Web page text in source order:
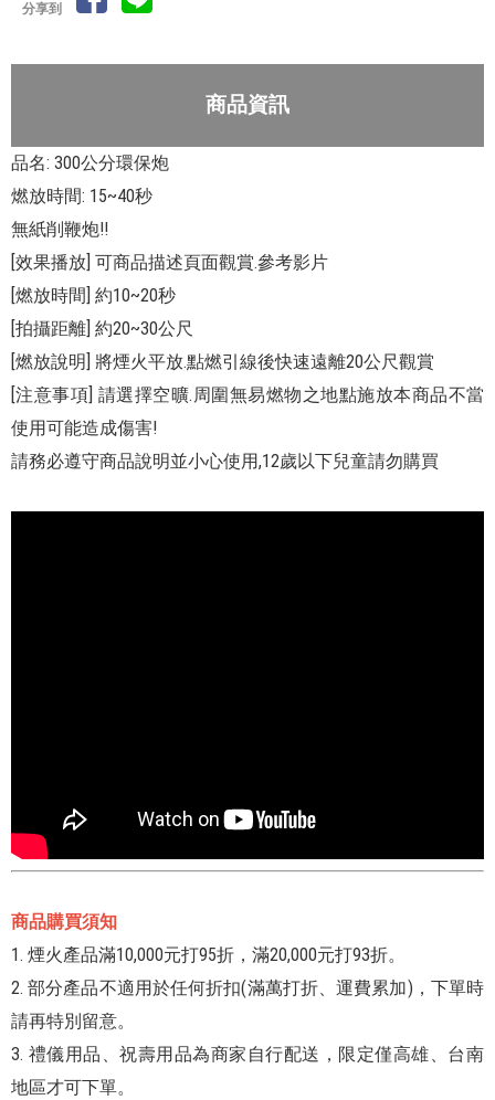
分享到
商品資訊
品名: 300公分環保炮
燃放時間: 15~40秒
無紙削鞭炮!!
[效果播放] 可商品描述頁面觀賞.參考影片
[燃放時間] 約10~20秒
[拍攝距離] 約20~30公尺
[燃放說明] 將煙火平放.點燃引線後快速遠離20公尺觀賞
[注意事項] 請選擇空曠.周圍無易燃物之地點施放本商品不當
使用可能造成傷害!
請務必遵守商品說明並小心使用,12歲以下兒童請勿購買
商品購買須知
1. 煙火產品滿10,000元打95折，滿20,000元打93折。
2. 部分產品不適用於任何折扣(滿萬打折、運費累加)，下單時
請再特別留意。
3. 禮儀用品、祝壽用品為商家自行配送，限定僅高雄、台南
地區才可下單。